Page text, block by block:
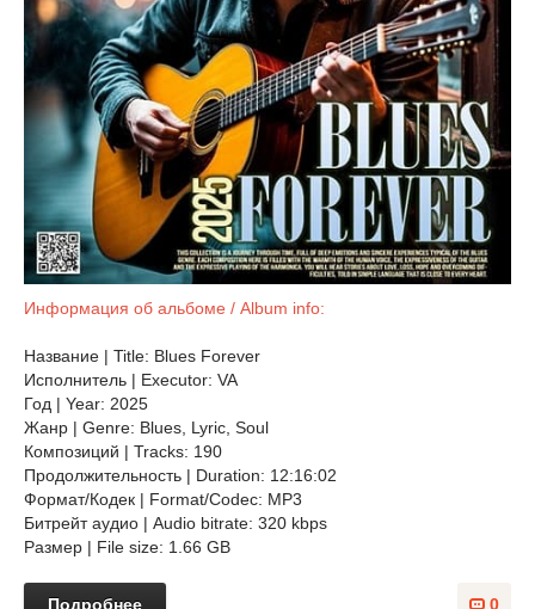
Информация об альбоме / Album info:
Название | Title: Blues Forever
Исполнитель | Executor: VA
Год | Year: 2025
Жанр | Genre: Blues, Lyric, Soul
Композиций | Tracks: 190
Продолжительность | Duration: 12:16:02
Формат/Кодек | Format/Codec: MP3
Битрейт аудио | Audio bitrate: 320 kbps
Размер | File size: 1.66 GB
0
Подробнее